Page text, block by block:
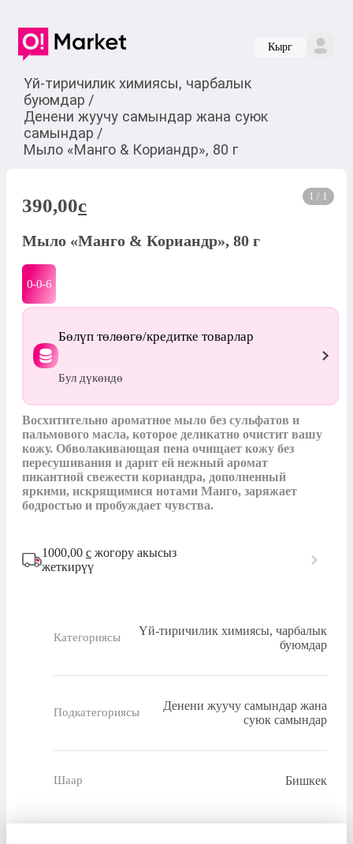
Кырг
Үй-тиричилик химиясы, чарбалык
буюмдар /
Денени жуучу самындар жана суюк
самындар /
Мыло «Манго & Кориандр», 80 г
1 / 1
390,00c
Мыло «Манго & Кориандр», 80 г
0-0-6
Бөлүп төлөөгө/кредитке товарлар
Бул дүкөндө
Восхитительно ароматное мыло без сульфатов и
пальмового масла, которое деликатно очистит вашу
кожу. Обволакивающая пена очищает кожу без
пересушивания и дарит ей нежный аромат
пикантной свежести кориандра, дополненный
яркими, искрящимися нотами Манго, заряжает
бодростью и пробуждает чувства.
1000,00 с жогору акысыз
жеткирүү
Категориясы
Үй-тиричилик химиясы, чарбалык
буюмдар
Подкатегориясы
Денени жуучу самындар жана
суюк самындар
Шаар Бишкек